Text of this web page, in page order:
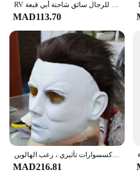
RV يتيح كوك قبعات البيسبول بلغت ذروتها قبعة كسر سيئة والتر الأبيض التلفزيون الشمس الظل قبعات رعاة البقر للرجال سائق شاحنة أبي قبعة
MAD113.70
قناع وجه أبيض من اللاتكس لزي الهالوين ، قناع مايكل مايرز القاتل ، إكسسوارات تأثيري ، رعب الهالوين
MAD216.81